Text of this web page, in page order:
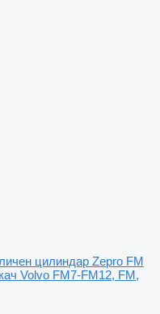
цилиндар Zepro FM
Volvo FM7-FM12, FM,